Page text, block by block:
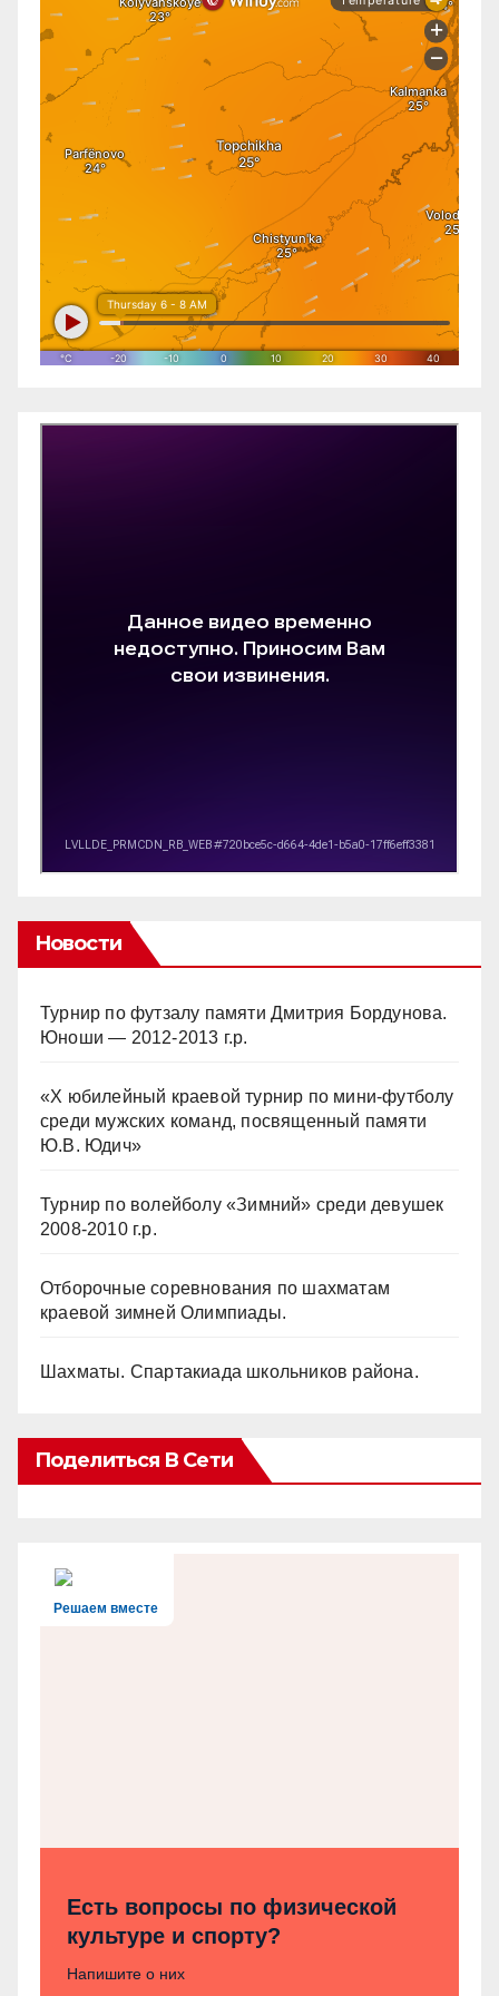
Новости
Турнир по футзалу памяти Дмитрия Бордунова.
Юноши — 2012-2013 г.р.
«Х юбилейный краевой турнир по мини-футболу
среди мужских команд, посвященный памяти
Ю.В. Юдич»
Турнир по волейболу «Зимний» среди девушек
2008-2010 г.р.
Отборочные соревнования по шахматам
краевой зимней Олимпиады.
Шахматы. Спартакиада школьников района.
Поделиться В Сети
Решаем вместе
Есть вопросы по физической
культуре и спорту?
Напишите о них